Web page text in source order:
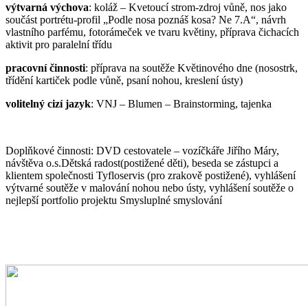
výtvarná výchova: koláž – Kvetoucí strom-zdroj vůně, nos jako
součást portrétu-profil „Podle nosa poznáš kosa? Ne 7.A“, návrh
vlastního parfému, fotorámeček ve tvaru květiny, příprava čichacích
aktivit pro paralelní třídu
pracovní činnosti: příprava na soutěže Květinového dne (nosostrk,
třídění kartiček podle vůně, psaní nohou, kreslení ústy)
volitelný cizí jazyk: VNJ – Blumen – Brainstorming, tajenka
Doplňkové činnosti: DVD cestovatele – vozíčkáře Jiřího Máry,
návštěva o.s.Dětská radost(postižené děti), beseda se zástupci a
klientem společnosti Tyfloservis (pro zrakově postižené), vyhlášení
výtvarné soutěže v malování nohou nebo ústy, vyhlášení soutěže o
nejlepší portfolio projektu Smysluplné smyslování